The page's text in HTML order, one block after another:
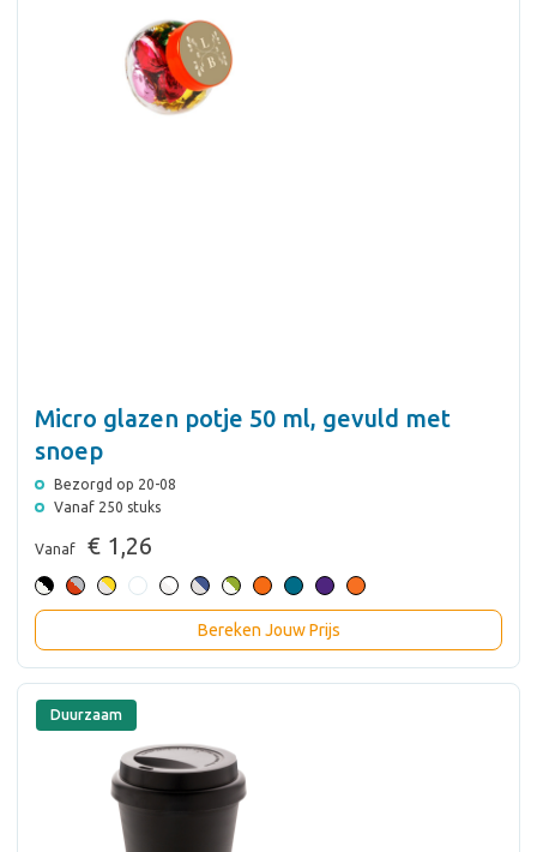
Micro glazen potje 50 ml, gevuld met
snoep
Bezorgd op 20-08
Vanaf 250 stuks
Vanaf € 1,26
Bereken Jouw Prijs
Duurzaam